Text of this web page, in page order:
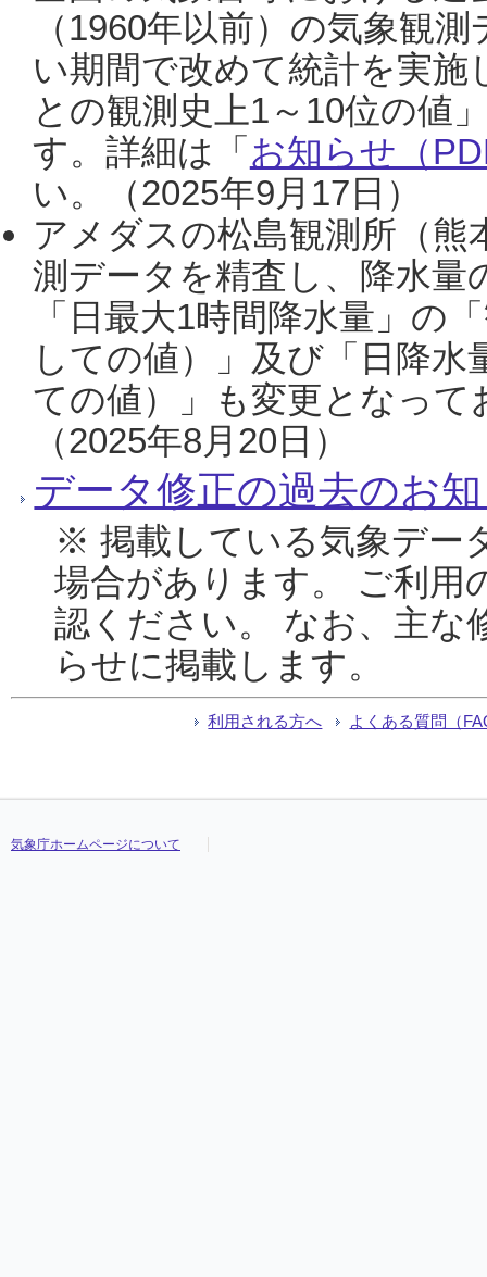
（1960年以前）の気象観
い期間で改めて統計を実
との観測史上1～10位の値
す。詳細は「 お知らせ（
い。（2025年9月17日）
アメダスの松島観測所（熊
測データを精査し、降水
「日最大1時間降水量」の
しての値）」及び「日降
ての値）」も変更となっ
（2025年8月20日）
データ修正の過去のお
※ 掲載している気象デー
場合があります。 ご利用
認ください。 なお、主な
らせに掲載します。
利用される方へ よくある質問（
気象庁ホームページについて